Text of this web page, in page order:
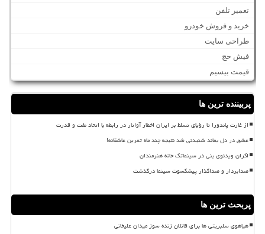
تعمیر تلفن
خرید و فروش خودرو
طراحی سایت
فیش حج
قیمت بیسیم
پربیننده ترین ها
از غارت پاندورا تا رؤیای تسلط بر ایران اخطار آواتار در رابطه با اتحاد نفت و قدرت
عشق در دل بماند شنیدنی شد نتیجه چند ماه تمرین عاشقانه!
اکران ویدئوی بنی در سینماتک خانه هنرمندان
صدابردار و صداگذار پیشکسوت سینما درگذشت
پربحث ترین ها
هیاهوی سلبریتی ها برای قاتلان زنده سوز میدان علیخانی